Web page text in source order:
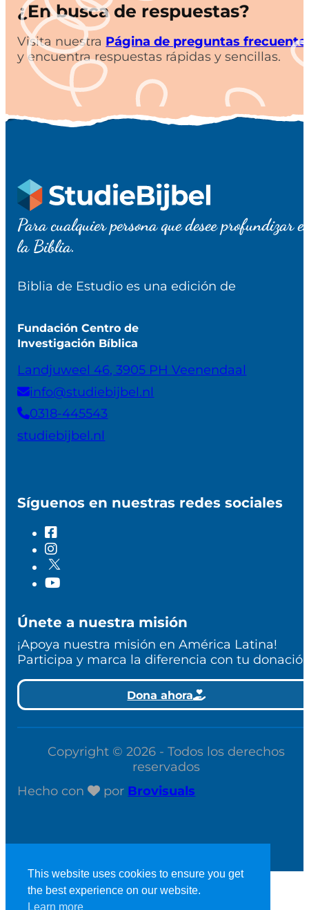
This website uses cookies to ensure you get
the best experience on our website.
Learn more
¿En busca de respuestas?
Visita nuestra Página de preguntas
y encuentra respuestas rápidas y sencillas.
Para cualquier persona que desee profundizar
la Biblia.
Biblia de Estudio es una edición de
Fundación Centro de
Investigación Bíblica
Landjuweel 46, 3905 PH Veenendaal
info@studiebijbel.nl
0318-445543
studiebijbel.nl
Síguenos en nuestras redes sociales
Únete a nuestra misión
¡Apoya nuestra misión en América Latina!
Participa y marca la diferencia con tu
Dona ahora
Copyright © 2026 - Todos los derechos
reservados
Hecho con
por Brovisuals